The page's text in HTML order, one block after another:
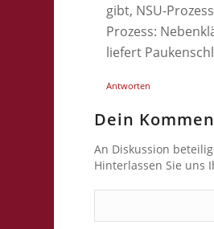
gibt, NSU-
Prozess:
liefert
Antworten
Dein
An Diskussion
Hinterlassen Sie uns